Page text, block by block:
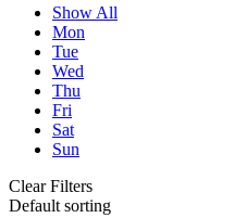
Show All
Mon
Tue
Wed
Thu
Fri
Sat
Sun
Clear Filters
Default sorting